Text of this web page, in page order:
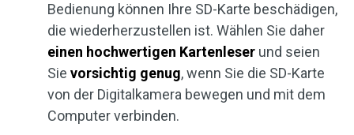
Bedienung können Ihre SD-Karte beschädigen,
die wiederherzustellen ist. Wählen Sie daher
einen hochwertigen Kartenleser und seien
Sie vorsichtig genug, wenn Sie die SD-Karte
von der Digitalkamera bewegen und mit dem
Computer verbinden.